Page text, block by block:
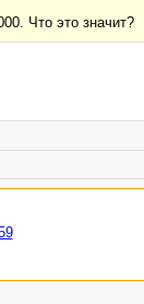
Что это значит?